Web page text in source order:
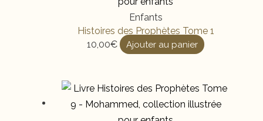
Enfants
Histoires des Prophètes Tome 1
10,00€ Ajouter au panier